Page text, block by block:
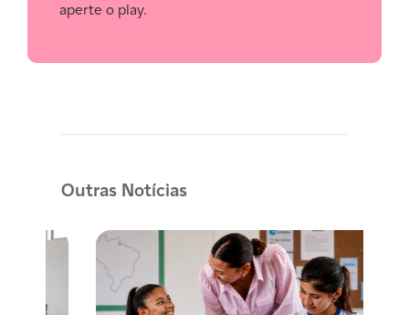
aperte o play.
Outras Notícias